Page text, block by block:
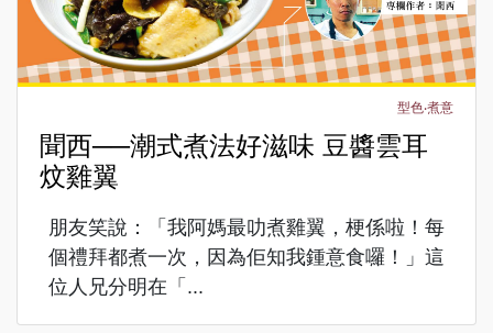
型色‧煮意
聞西──潮式煮法好滋味 豆醬雲耳
炆雞翼
朋友笑說：「我阿媽最叻煮雞翼，梗係啦！每
個禮拜都煮一次，因為佢知我鍾意食囉！」這
位人兄分明在「...